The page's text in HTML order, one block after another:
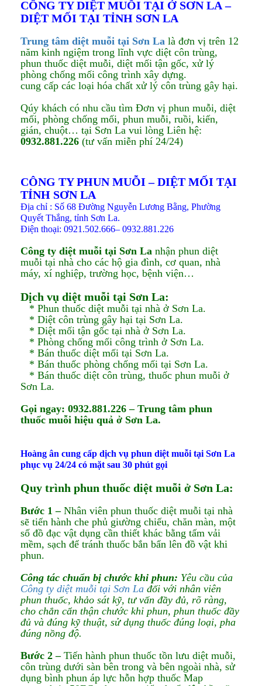
CÔNG TY DIỆT MUỖI TẠI Ở SƠN LA –
DIỆT MỐI TẠI TỈNH SƠN LA
Trung tâm diệt muỗi tại Sơn La là đơn vị trên 12
năm kinh ngiệm trong lĩnh vực diệt côn trùng,
phun thuốc diệt muỗi, diệt mối tận gốc, xử lý
phòng chống mối công trình xây dựng.
cung cấp các loại hóa chất xử lý côn trùng gây hại.
Qúy khách có nhu cầu tìm Đơn vị phun muỗi, diệt
mối, phòng chống mối, phun muỗi, ruồi, kiến,
gián, chuột… tại Sơn La vui lòng Liên hệ:
0932.881.226 (tư vấn miễn phí 24/24)
CÔNG TY PHUN MUỖI – DIỆT MỐI TẠI
TỈNH SƠN LA
Địa chỉ : Số 68 Đường Nguyễn Lương Bằng, Phường
Quyết Thắng, tỉnh Sơn La.
Điện thoại: 0921.502.666– 0932.881.226
Công ty diệt muỗi tại Sơn La nhận phun diệt
muỗi tại nhà cho các hộ gia đình, cơ quan, nhà
máy, xí nghiệp, trường học, bệnh viện…
Dịch vụ diệt muỗi tại Sơn La:
* Phun thuốc diệt muỗi tại nhà ở Sơn La.
* Diệt côn trùng gây hại tại Sơn La.
* Diệt mối tận gốc tại nhà ở Sơn La.
* Phòng chống mối công trình ở Sơn La.
* Bán thuốc diệt mối tại Sơn La.
* Bán thuốc phòng chống mối tại Sơn La.
* Bán thuốc diệt côn trùng, thuốc phun muỗi ở
Sơn La.
Gọi ngay: 0932.881.226 – Trung tâm phun
thuốc muỗi hiệu quả ở Sơn La.
Hoàng ân cung cấp dịch vụ phun diệt muỗi tại Sơn La
phục vụ 24/24 có mặt sau 30 phút gọi
Quy trình phun thuốc diệt muỗi ở Sơn La:
Bước 1 – Nhân viên phun thuốc diệt muỗi tại nhà
sẽ tiến hành che phủ giường chiếu, chăn màn, một
số đồ đạc vật dụng cần thiết khác bằng tấm vải
mềm, sạch để tránh thuốc bắn bẩn lên đồ vật khi
phun.
Công tác chuẩn bị chước khi phun: Yêu cầu của
Công ty diệt muỗi tại Sơn La đối với nhân viên
phun thuốc, khảo sát kỹ, tư vấn đầy đủ, rõ ràng,
cho chắn cẩn thận chước khi phun, phun thuốc đầy
đủ và đúng kỹ thuật, sử dụng thuốc đúng loại, pha
đúng nồng độ.
Bước 2 –Tiến hành phun thuốc tồn lưu diệt muỗi,
côn trùng dưới sàn bên trong và bên ngoài nhà, sử
dụng bình phun áp lực hỗn hợp thuốc Map